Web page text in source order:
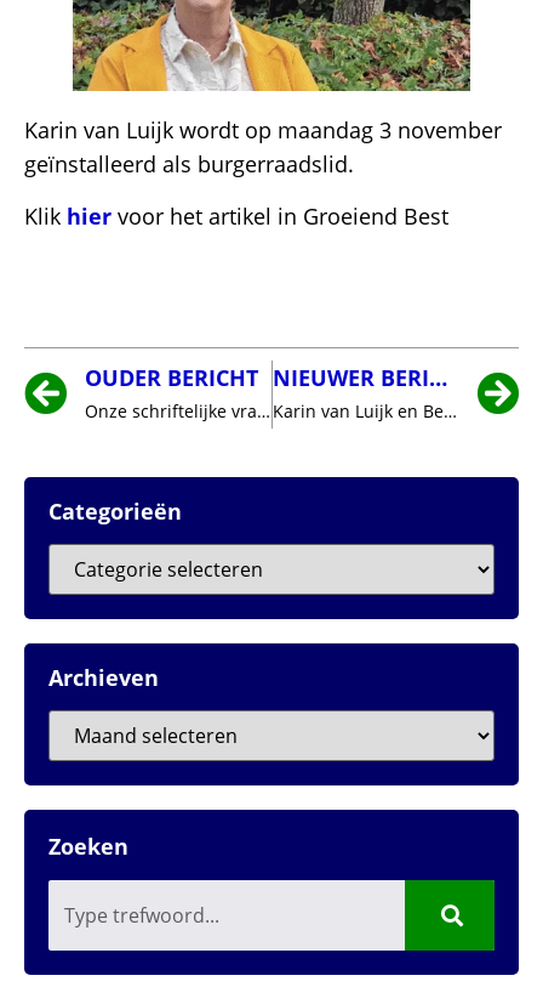
Karin van Luijk wordt op maandag 3 november
geïnstalleerd als burgerraadslid.
Klik hier voor het artikel in Groeiend Best
OUDER BERICHT
Onze schriftelijke vragen over pumptrackbaan in Wilhelminapark
NIEUWER BERICHT
Karin van Luijk en Ben van Brunschot op 3 november geïnstalleerd als burgerraadslid Best Open
Categorieën
Archieven
Zoeken